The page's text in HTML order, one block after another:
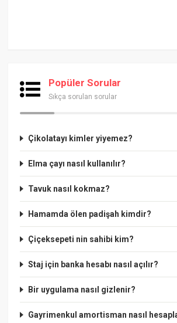
Popüler Sorular
Sıkça sorulan sorular
Çikolatayı kimler yiyemez?
Elma çayı nasıl kullanılır?
Tavuk nasıl kokmaz?
Hamamda ölen padişah kimdir?
Çiçeksepeti nin sahibi kim?
Staj için banka hesabı nasıl açılır?
Bir uygulama nasıl gizlenir?
Gayrimenkul amortisman nasıl